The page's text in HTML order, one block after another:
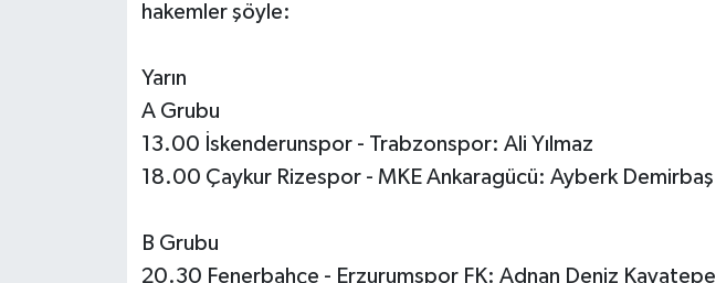
hakemler şöyle:
Yarın
A Grubu
13.00 İskenderunspor - Trabzonspor: Ali Yılmaz
18.00 Çaykur Rizespor - MKE Ankaragücü: Ayberk Demirbaş
B Grubu
20.30 Fenerbahçe - Erzurumspor FK: Adnan Deniz Kayatepe